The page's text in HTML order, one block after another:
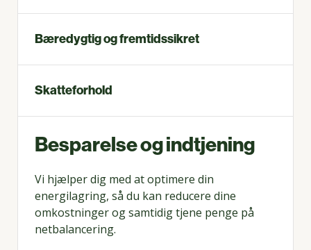
Bæredygtig og fremtidssikret
Skatteforhold
Besparelse og indtjening
Vi hjælper dig med at optimere din
energilagring, så du kan reducere dine
omkostninger og samtidig tjene penge på
netbalancering.